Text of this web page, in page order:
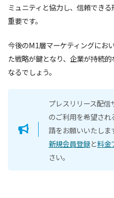
ミュニティと協力し、信頼でき
重要です。
今後のM1層マーケティングにお
た戦略が鍵となり、企業が持続
なるでしょう。
プレスリリース配信
のご利用を希望さ
請をお願いいたしま
新規会員登録と料金
さい。